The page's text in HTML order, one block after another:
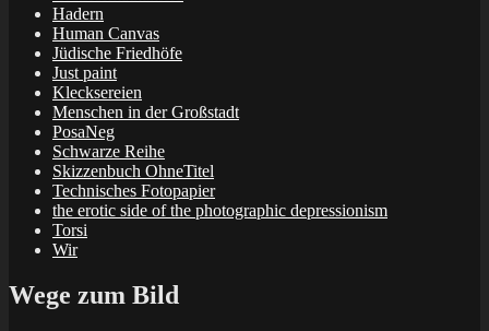
Hadern
Human Canvas
Jüdische Friedhöfe
Just paint
Klecksereien
Menschen in der Großstadt
PosaNeg
Schwarze Reihe
Skizzenbuch OhneTitel
Technisches Fotopapier
the erotic side of the photographic depressionism
Torsi
Wir
Wege zum Bild